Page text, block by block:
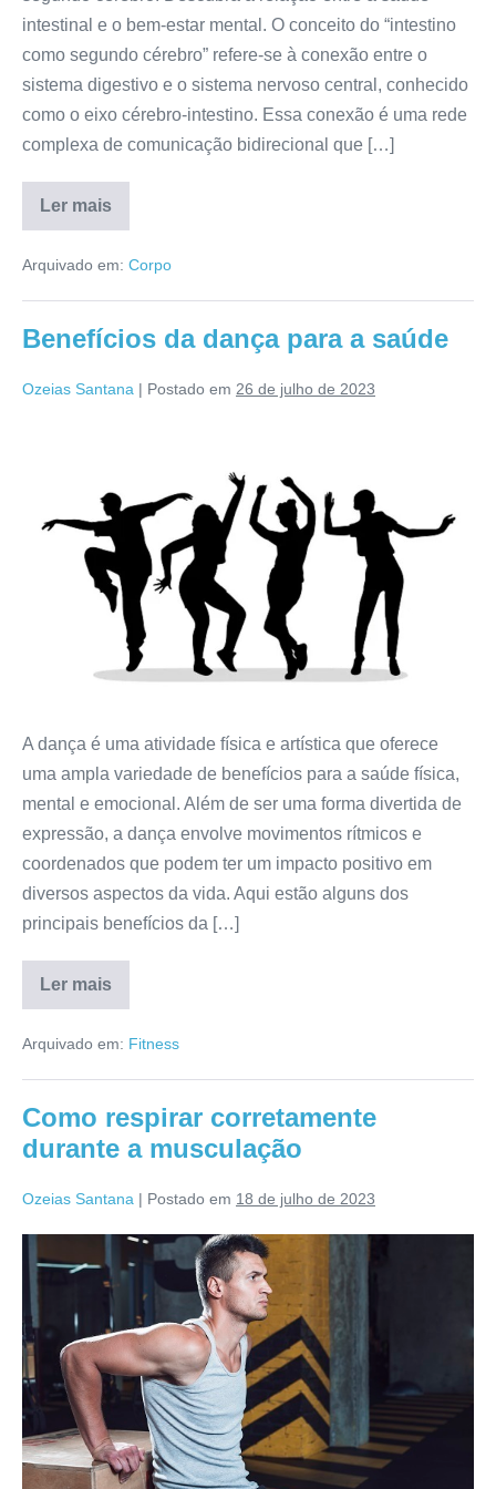
intestinal e o bem-estar mental. O conceito do “intestino
como segundo cérebro” refere-se à conexão entre o
sistema digestivo e o sistema nervoso central, conhecido
como o eixo cérebro-intestino. Essa conexão é uma rede
complexa de comunicação bidirecional que […]
Ler mais
O
intestino
segundo
entenda
conceito
Arquivado em: Corpo
Benefícios da dança para a saúde
Ozeias Santana | Postado em 26 de julho de 2023
para
A dança é uma atividade física e artística que oferece
uma ampla variedade de benefícios para a saúde física,
mental e emocional. Além de ser uma forma divertida de
expressão, a dança envolve movimentos rítmicos e
coordenados que podem ter um impacto positivo em
diversos aspectos da vida. Aqui estão alguns dos
principais benefícios da […]
Ler mais
Benefícios
da
para
saúde
Arquivado em: Fitness
Como respirar corretamente
durante a musculação
Ozeias Santana | Postado em 18 de julho de 2023
respirar
corretamente
durante
a
musculação